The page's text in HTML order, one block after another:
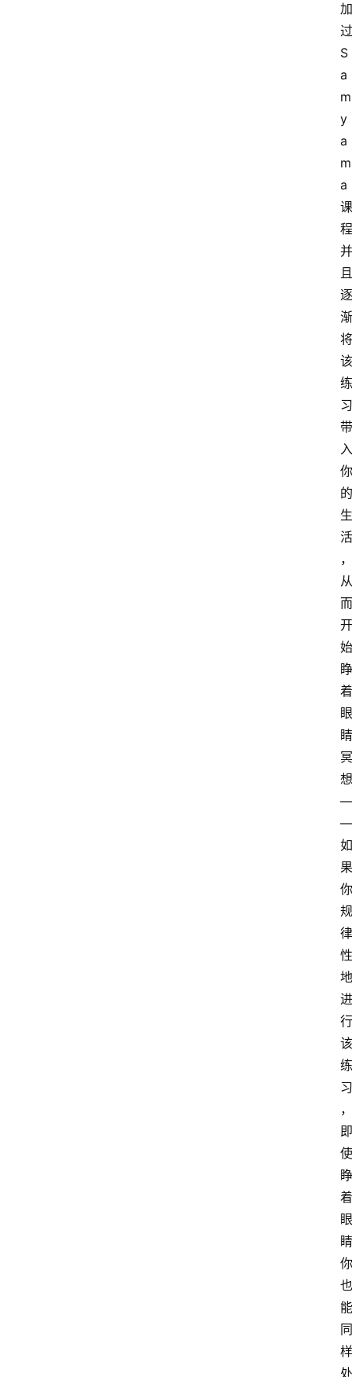
加
过
S
a
m
y
a
m
a
课
程
并
且
逐
渐
将
该
练
习
带
入
你
的
生
活
，
从
而
开
始
睁
着
眼
睛
冥
想
—
—
如
果
你
规
律
性
地
进
行
该
练
习
，
即
使
睁
着
眼
睛
你
也
能
同
样
处